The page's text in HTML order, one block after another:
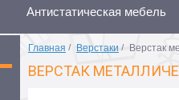
Антистатическая мебель
Главная / Верстаки / Верстак
ВЕРСТАК